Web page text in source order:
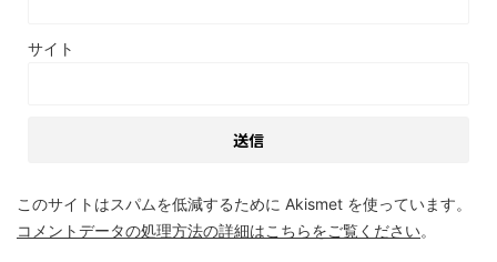
サイト
このサイトはスパムを低減するために Akismet を使っています。
コメントデータの処理方法の詳細はこちらをご覧ください。